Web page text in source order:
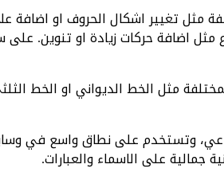
مثل تغيير اشكال الحروف او اضافة
اضافة حركات زيادة او تنوين. على
مثل الخط الديواني او الخط
وتستخدم على نطاق واسع في
جمالية على الاسماء والعبارات.